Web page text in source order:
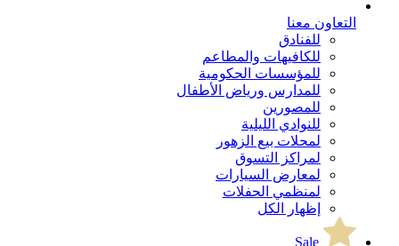
التعاون معنا
للفنادق
للكافيهات والمطاعم
للمؤسسات الحكومية
للمدارس ورياض الأطفال
للمصورين
للنوادي الليلية
لمحلات بيع الزهور
لمراكز التسوق
لمعارض السيارات
لمنظمي الحفلات
إظهار الكل